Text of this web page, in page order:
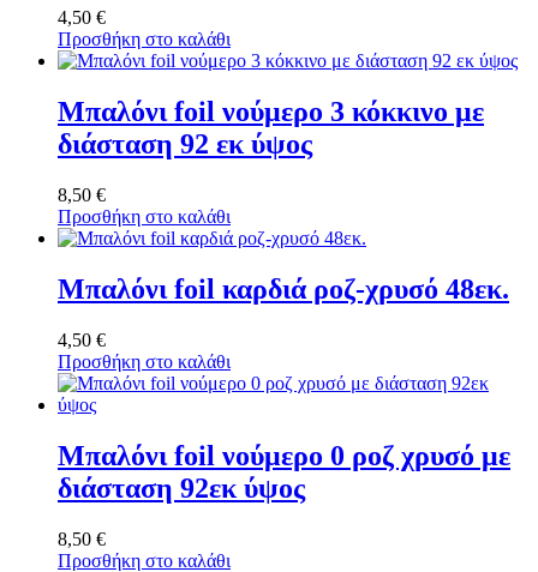
4,50 €
Προσθήκη στο καλάθι
Μπαλόνι foil νούμερο 3 κόκκινο με
διάσταση 92 εκ ύψος
8,50 €
Προσθήκη στο καλάθι
Μπαλόνι foil καρδιά ροζ-χρυσό 48εκ.
4,50 €
Προσθήκη στο καλάθι
Μπαλόνι foil νούμερο 0 ροζ χρυσό με
διάσταση 92εκ ύψος
8,50 €
Προσθήκη στο καλάθι